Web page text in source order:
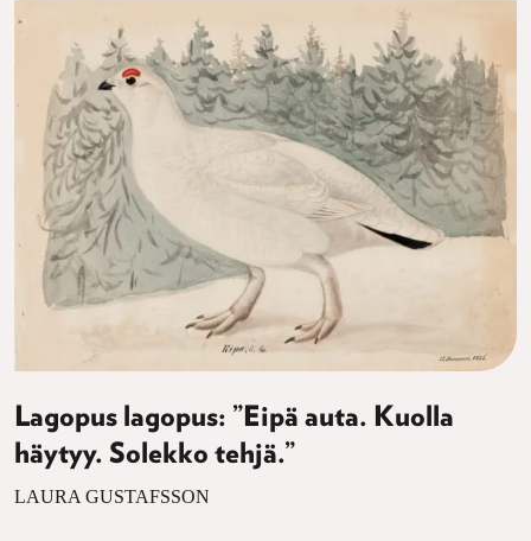
Lagopus lagopus: ”Eipä auta. Kuolla
häytyy. Solekko tehjä.”
LAURA GUSTAFSSON